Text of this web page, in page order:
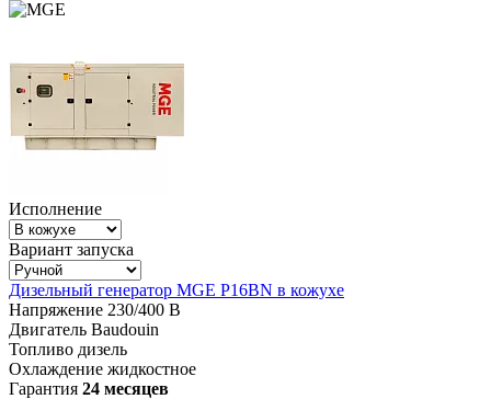
Исполнение
Вариант запуска
Дизельный генератор MGE P16BN в кожухе
Напряжение 230/400 В
Двигатель Baudouin
Топливо дизель
Охлаждение жидкостное
Гарантия 24 месяцев